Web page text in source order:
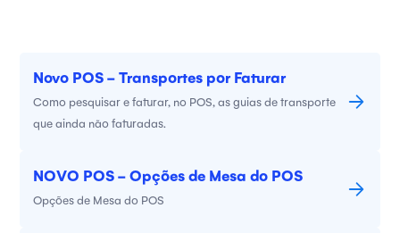
Novo POS - Transportes por Faturar
Como pesquisar e faturar, no POS, as guias de transporte
que ainda não faturadas.
NOVO POS - Opções de Mesa do POS
Opções de Mesa do POS